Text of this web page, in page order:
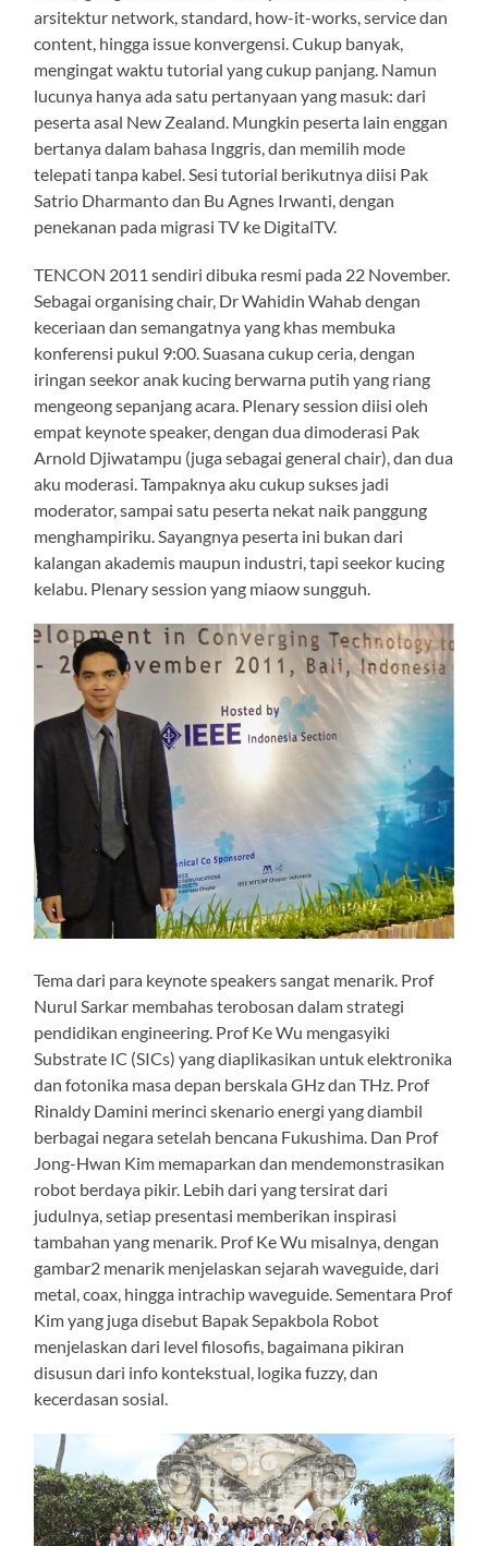
arsitektur network, standard, how-it-works, service dan
content, hingga issue konvergensi. Cukup banyak,
mengingat waktu tutorial yang cukup panjang. Namun
lucunya hanya ada satu pertanyaan yang masuk: dari
peserta asal New Zealand. Mungkin peserta lain enggan
bertanya dalam bahasa Inggris, dan memilih mode
telepati tanpa kabel. Sesi tutorial berikutnya diisi Pak
Satrio Dharmanto dan Bu Agnes Irwanti, dengan
penekanan pada migrasi TV ke DigitalTV.
TENCON 2011 sendiri dibuka resmi pada 22 November.
Sebagai organising chair, Dr Wahidin Wahab dengan
keceriaan dan semangatnya yang khas membuka
konferensi pukul 9:00. Suasana cukup ceria, dengan
iringan seekor anak kucing berwarna putih yang riang
mengeong sepanjang acara. Plenary session diisi oleh
empat keynote speaker, dengan dua dimoderasi Pak
Arnold Djiwatampu (juga sebagai general chair), dan dua
aku moderasi. Tampaknya aku cukup sukses jadi
moderator, sampai satu peserta nekat naik panggung
menghampiriku. Sayangnya peserta ini bukan dari
kalangan akademis maupun industri, tapi seekor kucing
kelabu. Plenary session yang miaow sungguh.
Tema dari para keynote speakers sangat menarik. Prof
Nurul Sarkar membahas terobosan dalam strategi
pendidikan engineering. Prof Ke Wu mengasyiki
Substrate IC (SICs) yang diaplikasikan untuk elektronika
dan fotonika masa depan berskala GHz dan THz. Prof
Rinaldy Damini merinci skenario energi yang diambil
berbagai negara setelah bencana Fukushima. Dan Prof
Jong-Hwan Kim memaparkan dan mendemonstrasikan
robot berdaya pikir. Lebih dari yang tersirat dari
judulnya, setiap presentasi memberikan inspirasi
tambahan yang menarik. Prof Ke Wu misalnya, dengan
gambar2 menarik menjelaskan sejarah waveguide, dari
metal, coax, hingga intrachip waveguide. Sementara Prof
Kim yang juga disebut Bapak Sepakbola Robot
menjelaskan dari level filosofis, bagaimana pikiran
disusun dari info kontekstual, logika fuzzy, dan
kecerdasan sosial.